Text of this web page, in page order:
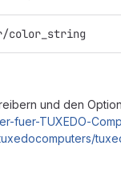
color_string
und den
fuer-TUXEDO-